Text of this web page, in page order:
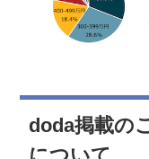
doda掲載の